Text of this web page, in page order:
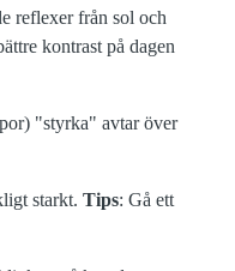
reflexer från sol och
kontrast på dagen
"styrka" avtar över
starkt. Tips: Gå ett